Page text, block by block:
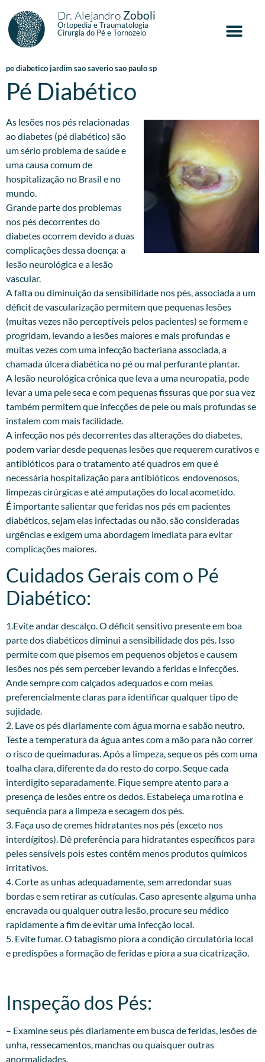
Dr. Alejandro Zoboli
Ortopedia e Traumatologia
Cirurgia do Pé e Tornozelo
pe diabetico jardim sao saverio sao paulo sp
Pé Diabético
As lesões nos pés relacionadas
ao diabetes (pé diabético) são
um sério problema de saúde e
uma causa comum de
hospitalização no Brasil e no
mundo.
Grande parte dos problemas
nos pés decorrentes do
diabetes ocorrem devido a duas
complicações dessa doença: a
lesão neurológica e a lesão
vascular.
A falta ou diminuição da sensibilidade nos pés, associada a um
déficit de vascularização permitem que pequenas lesões
(muitas vezes não perceptíveis pelos pacientes) se formem e
progridam, levando a lesões maiores e mais profundas e
muitas vezes com uma infecção bacteriana associada, a
chamada úlcera diabética no pé ou mal perfurante plantar.
A lesão neurológica crônica que leva a uma neuropatia, pode
levar a uma pele seca e com pequenas fissuras que por sua vez
também permitem que infecções de pele ou mais profundas se
instalem com mais facilidade.
A infecção nos pés decorrentes das alterações do diabetes,
podem variar desde pequenas lesões que requerem curativos e
antibióticos para o tratamento até quadros em que é
necessária hospitalização para antibióticos endovenosos,
limpezas cirúrgicas e até amputações do local acometido.
É importante salientar que feridas nos pés em pacientes
diabéticos, sejam elas infectadas ou não, são consideradas
urgências e exigem uma abordagem imediata para evitar
complicações maiores.
Cuidados Gerais com o Pé
Diabético:
1.Evite andar descalço. O déficit sensitivo presente em boa
parte dos diabéticos diminui a sensibilidade dos pés. Isso
permite com que pisemos em pequenos objetos e causem
lesões nos pés sem perceber levando a feridas e infecções.
Ande sempre com calçados adequados e com meias
preferencialmente claras para identificar qualquer tipo de
sujidade.
2. Lave os pés diariamente com água morna e sabão neutro.
Teste a temperatura da água antes com a mão para não correr
o risco de queimaduras. Após a limpeza, seque os pés com uma
toalha clara, diferente da do resto do corpo. Seque cada
interdigito separadamente. Fique sempre atento para a
presença de lesões entre os dedos. Estabeleça uma rotina e
sequência para a limpeza e secagem dos pés.
3. Faça uso de cremes hidratantes nos pés (exceto nos
interdígitos). Dê preferência para hidratantes específicos para
peles sensíveis pois estes contêm menos produtos químicos
irritativos.
4. Corte as unhas adequadamente, sem arredondar suas
bordas e sem retirar as cutículas. Caso apresente alguma unha
encravada ou qualquer outra lesão, procure seu médico
rapidamente a fim de evitar uma infecção local.
5. Evite fumar. O tabagismo piora a condição circulatória local
e predispões a formação de feridas e piora a sua cicatrização.
Inspeção dos Pés:​
– Examine seus pés diariamente em busca de feridas, lesões de
unha, ressecamentos, manchas ou quaisquer outras
anormalidades.